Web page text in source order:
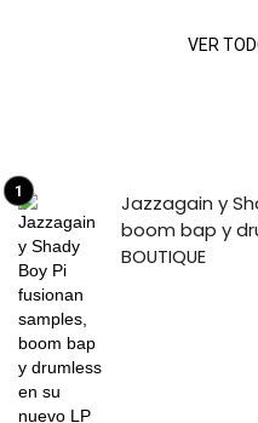
VER
Jazzagain y
boom bap y
BOUTIQUE